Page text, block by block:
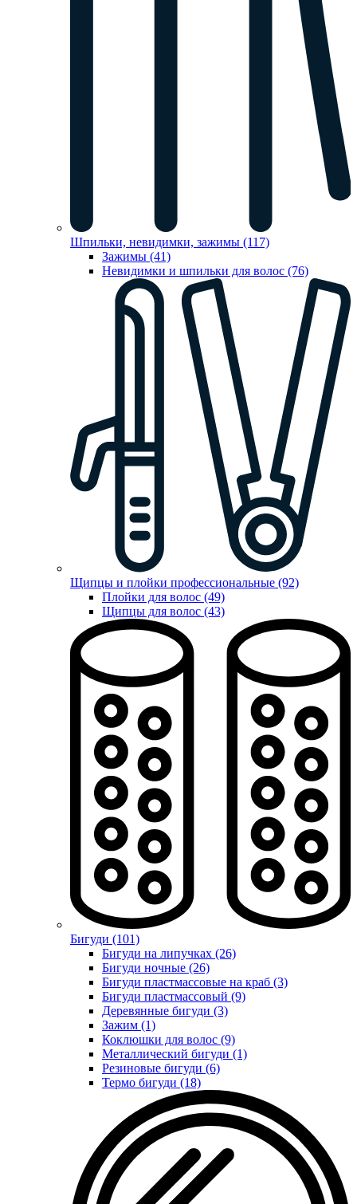
Шпильки, невидимки, зажимы (117)
Зажимы (41)
Невидимки и шпильки для волос (76)
Щипцы и плойки профессиональные (92)
Плойки для волос (49)
Щипцы для волос (43)
Бигуди (101)
Бигуди на липучках (26)
Бигуди ночные (26)
Бигуди пластмассовые на краб (3)
Бигуди пластмассовый (9)
Деревянные бигуди (3)
Зажим (1)
Коклюшки для волос (9)
Металлический бигуди (1)
Резиновые бигуди (6)
Термо бигуди (18)